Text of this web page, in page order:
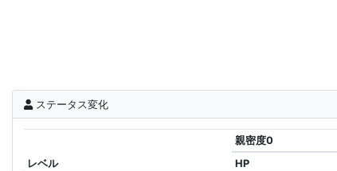
ステータス変化
レベル
親密度0
HP